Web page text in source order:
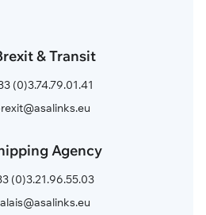
& Transit
(0)3.74.79.01.41
Agency
(0)3.21.96.55.03